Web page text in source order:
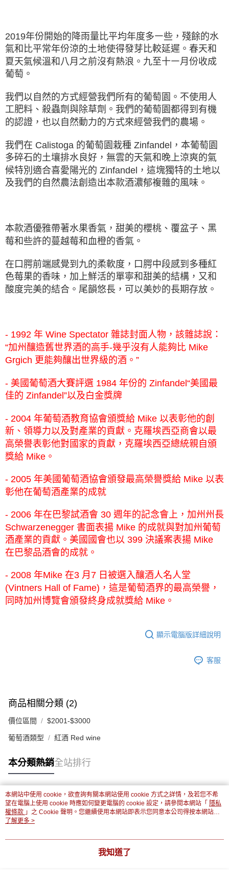
2019年份開始的降雨量比平均年度多㇐些，殘餘的水
氣和比平常年份涼的土地使得發芽比較延遲。春天和
夏天氣候溫和八月之前沒有熱浪。九至十㇐月份收成
葡萄。
我們以自然的方式經營我們所有的葡萄園。不使用人
工肥料、殺蟲劑與除草劑。我們的葡萄園都得到有機
的認證，也以自然動力的方式來經營我們的農場。
我們在 Calistoga 的葡萄園栽種 Zinfandel，本葡萄園
多碎石的土壤排水良好，無雲的天氣和晚上涼爽的氣
候特別適合喜愛陽光的 Zinfandel，這塊獨特的土地以
及我們的自然農法創造出本款酒濃郁複雜的風味。
本款酒優雅帶著水果香氣，甜美的櫻桃、覆盆子、黑
莓和些許的蔓越莓和血橙的香氣。
在口腭前端感覺到九的柔軟度，口腭中段感到多種紅
色莓果的香味，加上鮮活的單寧和甜美的結構，又和
酸度完美的結合。尾韻悠⾧，可以美妙的⾧期存放。
- 1992 年 Wine Spectator 雜誌封面人物，該雜誌說：
“加州釀造舊世界酒的高手-幾乎沒有人能夠比 Mike
Grgich 更能夠釀出世界級的酒。”
- 美國葡萄酒大賽評選 1984 年份的 Zinfandel“美國最
佳的 Zinfandel”以及白金獎牌
- 2004 年葡萄酒教育協會頒獎給 Mike 以表彰他的創
新、領導力以及對產業的貢獻。克羅埃西亞商會以最
高榮譽表彰他對國家的貢獻，克羅埃西亞總統親自頒
獎給 Mike。
- 2005 年美國葡萄酒協會頒發最高榮譽獎給 Mike 以表
彰他在葡萄酒產業的成就
- 2006 年在巴黎試酒會 30 週年的記念會上，加州州⾧
Schwarzenegger 書面表揚 Mike 的成就與對加州葡萄
酒產業的貢獻。美國國會也以 399 決議案表揚 Mike
在巴黎品酒會的成就。
- 2008 年Mike 在3 月7 日被選入釀酒人名人堂
(Vintners Hall of Fame)，這是葡萄酒界的最高榮譽，
同時加州博覽會頒發終身成就獎給 Mike。
顯示電腦版詳細說明
客服
商品相關分類 (2)
價位區間 $2001-$3000
葡萄酒類型 紅酒 Red wine
本分類熱銷全站排行
熱門標籤
本網站中使用 cookie，欲查詢有關本網站使用 cookie 方式之詳情，及若您不希
望在電腦上使用 cookie 時應如何變更電腦的 cookie 設定，請參閱本網站「 隱私
權條款 」之 Cookie 聲明。您繼續使用本網站即表示您同意本公司得按本網站使
用條款之 Cookie 聲明使用 cookie。
了解更多 >
我知道了